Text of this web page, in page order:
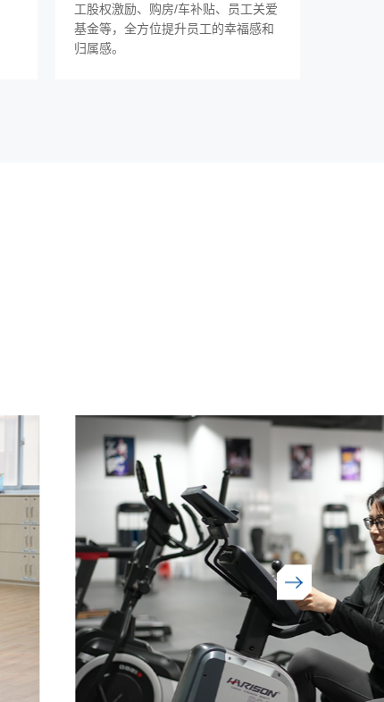
工股权激励、购房/车补贴、员工关爱
基金等，全方位提升员工的幸福感和
归属感。